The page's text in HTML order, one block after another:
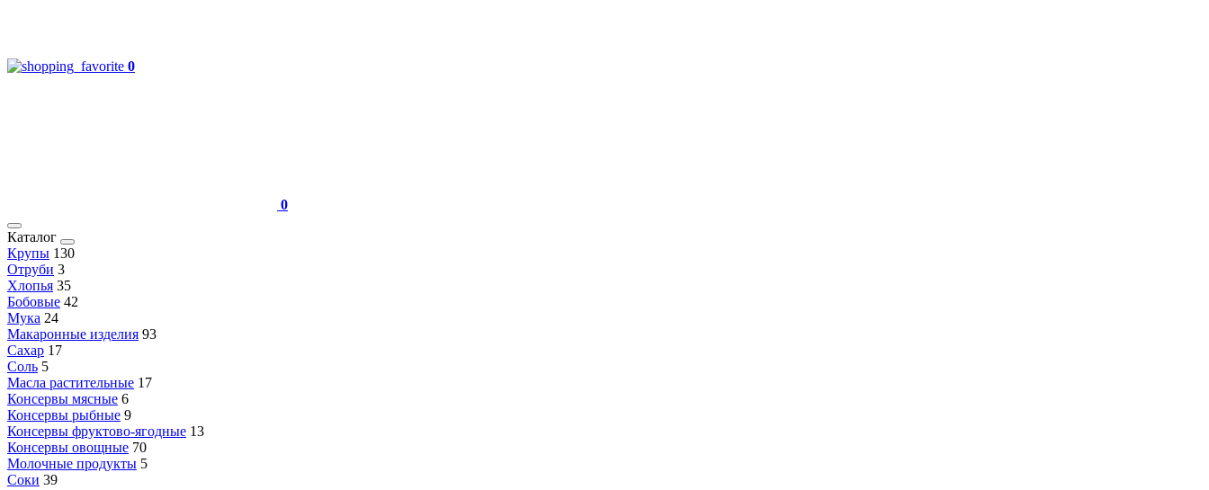
0
0
Каталог
Крупы 130
Отруби 3
Хлопья 35
Бобовые 42
Мука 24
Макаронные изделия 93
Сахар 17
Соль 5
Масла растительные 17
Консервы мясные 6
Консервы рыбные 9
Консервы фруктово-ягодные 13
Консервы овощные 70
Молочные продукты 5
Соки 39